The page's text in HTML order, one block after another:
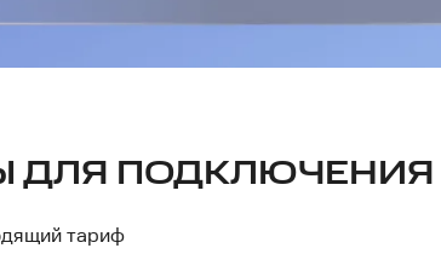
ДЛЯ ПОДКЛЮЧЕНИЯ
тариф